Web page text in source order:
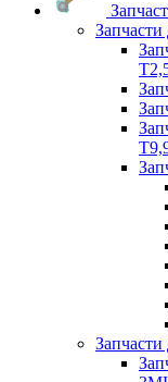
Запчасти
Запчасти